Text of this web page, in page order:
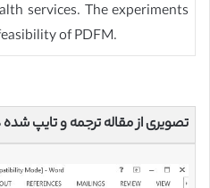
services. The experiments
of PDFM.
تصویری از مقاله ترجمه و تایپ شده